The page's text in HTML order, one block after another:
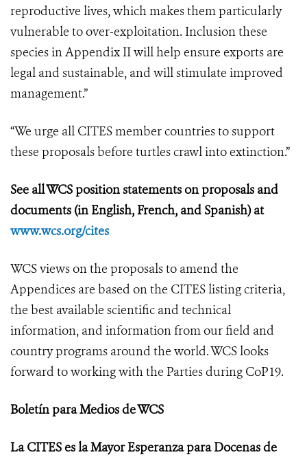
reproductive lives, which makes them particularly
vulnerable to over-exploitation. Inclusion these
species in Appendix II will help ensure exports are
legal and sustainable, and will stimulate improved
management.”
“We urge all CITES member countries to support
these proposals before turtles crawl into extinction.”
See all WCS position statements on proposals and
documents (in English, French, and Spanish) at
www.wcs.org/cites
WCS views on the proposals to amend the
Appendices are based on the CITES listing criteria,
the best available scientific and technical
information, and information from our field and
country programs around the world. WCS looks
forward to working with the Parties during CoP19.
Boletín para Medios de WCS
La CITES es la Mayor Esperanza para Docenas de